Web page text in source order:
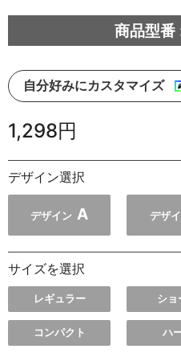
商品型
自分好みにカスタマイズ
1,298円
デザイン選択
デザイン A デザ
サイズを選択
レギュラー ショ
コンパクト ハ